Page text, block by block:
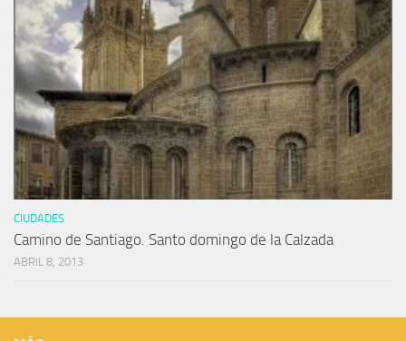
CIUDADES
Camino de Santiago. Santo domingo de la Calzada
ABRIL 8, 2013